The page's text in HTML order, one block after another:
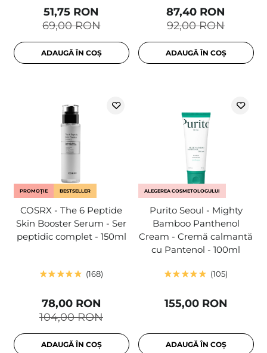
69,00 RON
51,75 RON
ADAUGĂ ÎN COȘ
92,00 RON
87,40 RON
ADAUGĂ ÎN COȘ
PROMOȚIE BESTSELLER
COSRX - The 6 Peptide
Skin Booster Serum - Ser
peptidic complet - 150ml
168
104,00 RON
78,00 RON
ADAUGĂ ÎN COȘ
ALEGEREA COSMETOLOGULUI
Purito Seoul - Mighty
Bamboo Panthenol
Cream - Cremă calmantă
cu Pantenol - 100ml
105
155,00 RON
ADAUGĂ ÎN COȘ